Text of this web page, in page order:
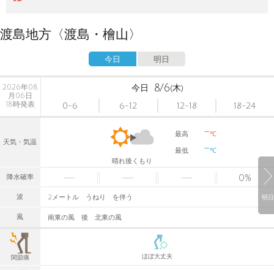
渡島地方〈渡島・檜山〉
今日 明日
明日
2026年08
月06日
18時発表
今日 8/6(木)
0-6
6-12 12-18 18-24
天気・気温
晴れ後くもり
最高 -℃
最低 -℃
降水確率 0%
波 2メートル うねり を伴う
風 南東の風 後 北東の風
関節痛 ほぼ大丈夫